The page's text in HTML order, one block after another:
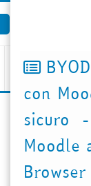
Blocchi
con
sicuro -
Moodle
Browser